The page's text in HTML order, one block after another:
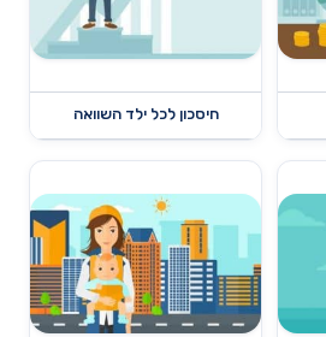
חיסכון לכל ילד השוואה